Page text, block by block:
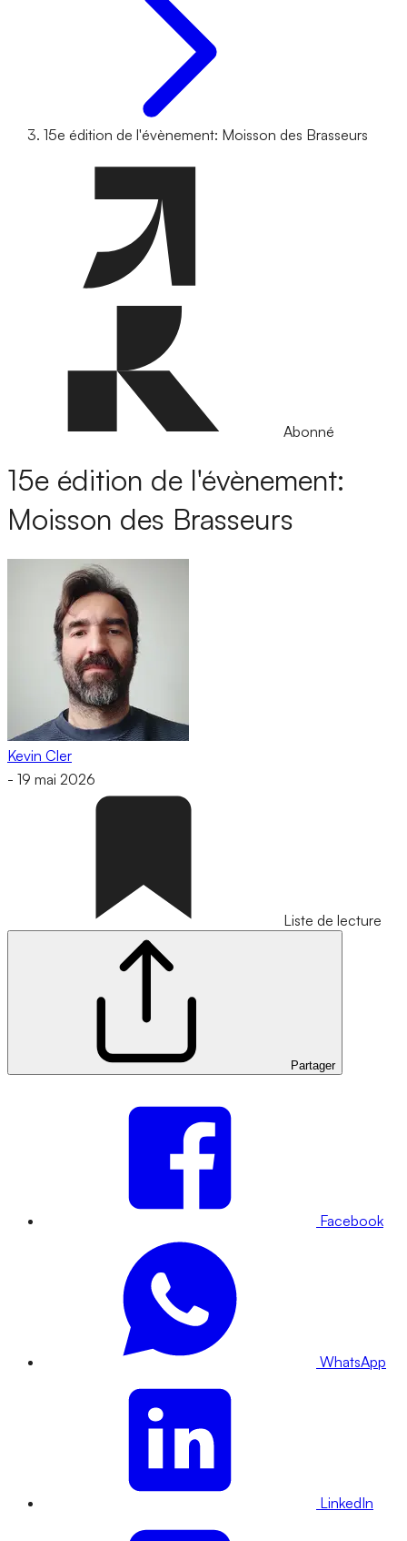
15e édition de l'évènement: Moisson des Brasseurs
Abonné
15e édition de l'évènement:
Moisson des Brasseurs
Kevin Cler
- 19 mai 2026
Liste de lecture
Partager
Facebook
WhatsApp
LinkedIn